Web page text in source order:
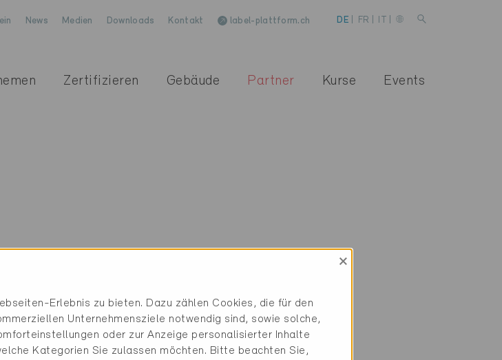
News Medien Downloads Kontakt label-plattform.ch DE FR
Zertifizieren Gebäude Partner Kurse Events
078 841 76 17
×
Erlebnis zu bieten. Dazu zählen Cookies, die für den
Unternehmensziele notwendig sind, sowie solche,
oder zur Anzeige personalisierter Inhalte
Kategorien Sie zulassen möchten. Bitte beachten Sie,